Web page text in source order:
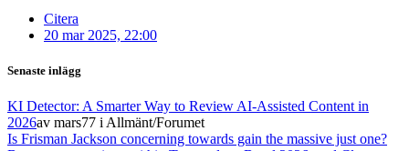
Citera
20 mar 2025, 22:00
Senaste inlägg
KI Detector: A Smarter Way to Review AI-Assisted Content in
2026av mars77 i Allmänt/Forumet
Is Frisman Jackson concerning towards gain the massive just one?